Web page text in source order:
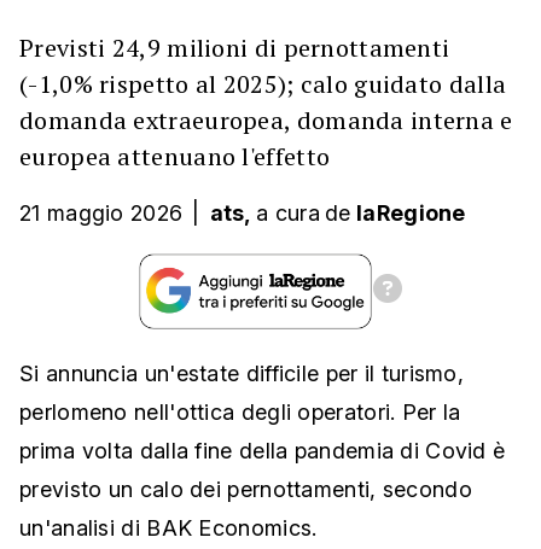
Previsti 24,9 milioni di pernottamenti
(-1,0% rispetto al 2025); calo guidato dalla
domanda extraeuropea, domanda interna e
europea attenuano l'effetto
21 maggio 2026 ats, a cura de laRegione
Si annuncia un'estate difficile per il turismo,
perlomeno nell'ottica degli operatori. Per la
prima volta dalla fine della pandemia di Covid è
previsto un calo dei pernottamenti, secondo
un'analisi di BAK Economics.